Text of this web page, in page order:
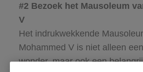
#2 Bezoek het Mausoleum
V
Het indrukwekkende
Mohammed V is niet alleen
wonder, maar ook een